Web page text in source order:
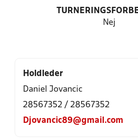
Nej
Holdleder
Daniel Jovancic
28567352 / 28567352
Djovancic89@gmail.com